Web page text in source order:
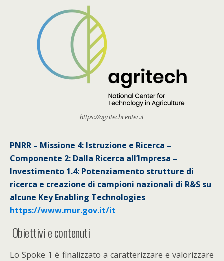
https://agritechcenter.it
PNRR – Missione 4: Istruzione e Ricerca –
Componente 2: Dalla Ricerca all’Impresa –
Investimento 1.4: Potenziamento strutture di
ricerca e creazione di campioni nazionali di R&S su
alcune Key Enabling Technologies
https://www.mur.gov.it/it
Obiettivi e contenuti
Lo Spoke 1 è finalizzato a caratterizzare e valorizzare